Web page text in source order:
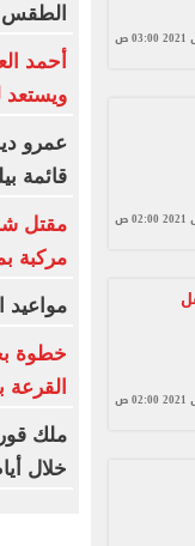
الطقس
أحمد
ويستعد
عمرو
قائمة
مركبة
مواعيد
خطوة
القرعة
ملك
خلال